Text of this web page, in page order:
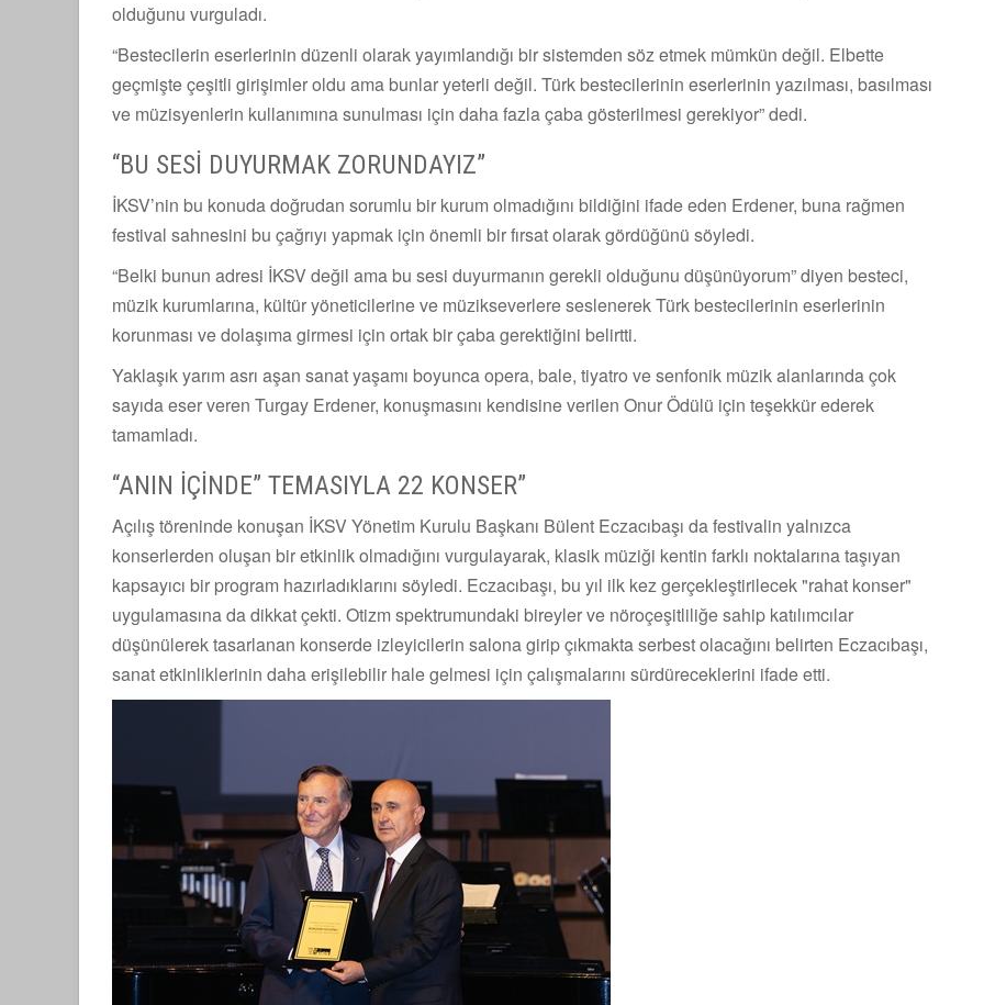
olduğunu vurguladı.
“Bestecilerin eserlerinin düzenli olarak yayımlandığı bir sistemden söz etmek mümkün değil. Elbette
geçmişte çeşitli girişimler oldu ama bunlar yeterli değil. Türk bestecilerinin eserlerinin yazılması, basılması
ve müzisyenlerin kullanımına sunulması için daha fazla çaba gösterilmesi gerekiyor” dedi.
“BU SESİ DUYURMAK ZORUNDAYIZ”
İKSV’nin bu konuda doğrudan sorumlu bir kurum olmadığını bildiğini ifade eden Erdener, buna rağmen
festival sahnesini bu çağrıyı yapmak için önemli bir fırsat olarak gördüğünü söyledi.
“Belki bunun adresi İKSV değil ama bu sesi duyurmanın gerekli olduğunu düşünüyorum” diyen besteci,
müzik kurumlarına, kültür yöneticilerine ve müzikseverlere seslenerek Türk bestecilerinin eserlerinin
korunması ve dolaşıma girmesi için ortak bir çaba gerektiğini belirtti.
Yaklaşık yarım asrı aşan sanat yaşamı boyunca opera, bale, tiyatro ve senfonik müzik alanlarında çok
sayıda eser veren Turgay Erdener, konuşmasını kendisine verilen Onur Ödülü için teşekkür ederek
tamamladı.
“ANIN İÇİNDE” TEMASIYLA 22 KONSER”
Açılış töreninde konuşan İKSV Yönetim Kurulu Başkanı Bülent Eczacıbaşı da festivalin yalnızca
konserlerden oluşan bir etkinlik olmadığını vurgulayarak, klasik müziği kentin farklı noktalarına taşıyan
kapsayıcı bir program hazırladıklarını söyledi. Eczacıbaşı, bu yıl ilk kez gerçekleştirilecek "rahat konser"
uygulamasına da dikkat çekti. Otizm spektrumundaki bireyler ve nöroçeşitliliğe sahip katılımcılar
düşünülerek tasarlanan konserde izleyicilerin salona girip çıkmakta serbest olacağını belirten Eczacıbaşı,
sanat etkinliklerinin daha erişilebilir hale gelmesi için çalışmalarını sürdüreceklerini ifade etti.